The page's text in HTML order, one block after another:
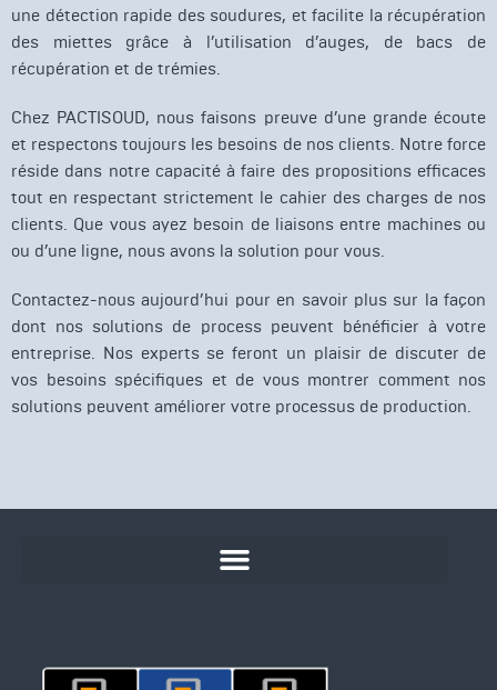
une détection rapide des soudures, et facilite la récupération
des miettes grâce à l’utilisation d’auges, de bacs de
récupération et de trémies.
Chez PACTISOUD, nous faisons preuve d’une grande écoute
et respectons toujours les besoins de nos clients. Notre force
réside dans notre capacité à faire des propositions efficaces
tout en respectant strictement le cahier des charges de nos
clients. Que vous ayez besoin de liaisons entre machines ou
ou d’une ligne, nous avons la solution pour vous.
Contactez-nous aujourd’hui pour en savoir plus sur la façon
dont nos solutions de process peuvent bénéficier à votre
entreprise. Nos experts se feront un plaisir de discuter de
vos besoins spécifiques et de vous montrer comment nos
solutions peuvent améliorer votre processus de production.